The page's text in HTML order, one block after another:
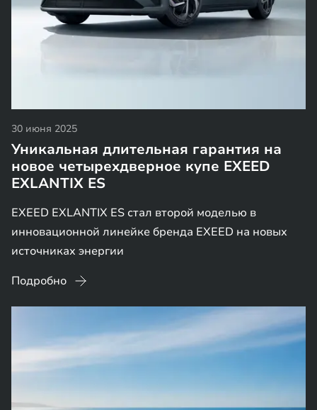
30 июня 2025
Уникальная длительная гарантия на
новое четырехдверное купе EXEED
EXLANTIX ES
EXEED EXLANTIX ES стал второй моделью в
инновационной линейке бренда EXEED на новых
источниках энергии
Подробно